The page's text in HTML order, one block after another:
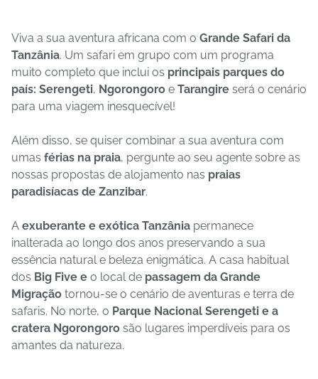
Viva a sua aventura africana com o Grande Safari da
Tanzânia. Um safari em grupo com um programa
muito completo que inclui os principais parques do
país: Serengeti, Ngorongoro e Tarangire será o cenário
para uma viagem inesquecível!
Além disso, se quiser combinar a sua aventura com
umas férias na praia, pergunte ao seu agente sobre as
nossas propostas de alojamento nas praias
paradisíacas de Zanzibar.
A exuberante e exótica Tanzânia permanece
inalterada ao longo dos anos preservando a sua
essência natural e beleza enigmática. A casa habitual
dos Big Five e o local de passagem da Grande
Migração tornou-se o cenário de aventuras e terra de
safaris. No norte, o Parque Nacional Serengeti e a
cratera Ngorongoro são lugares imperdíveis para os
amantes da natureza.